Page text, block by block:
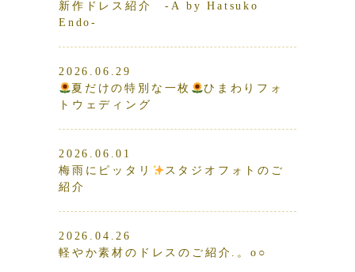
新作ドレス紹介 -A by Hatsuko
Endo-
2026.06.29
夏だけの特別な一枚
ひまわりフォ
トウェディング
2026.06.01
梅雨にピッタリ
スタジオフォトのご
紹介
2026.04.26
軽やか素材のドレスのご紹介.。o○